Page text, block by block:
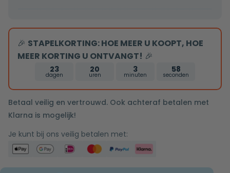
48x36,5x36cm
zitting
mat
🎉 STAPELKORTING: HOE MEER U KOOPT, HOE
MEER KORTING U ONTVANGT! 🎉
23
dagen
20
uren
3
minuten
57
seconden
Betaal veilig en vertrouwd. Ook achteraf betalen met
Klarna is mogelijk!
Je kunt bij ons veilig betalen met: